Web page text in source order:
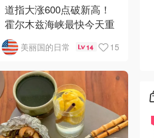
道指大涨600点破新高！
霍尔木兹海峡最快今天重
开
美丽国的日常 14 15